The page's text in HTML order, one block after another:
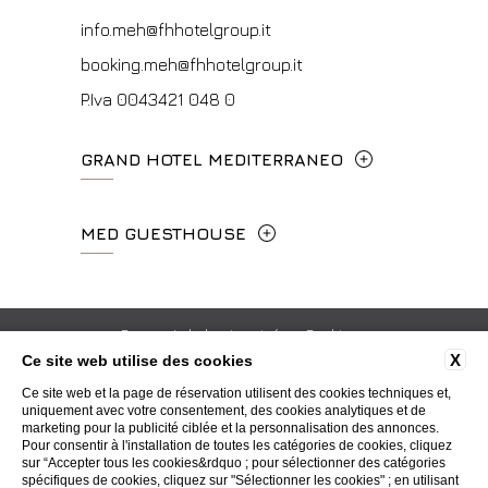
info.vf@fhhotelgroup.it
concierge.vf@fhhotelgroup.it
booking.vf@fhhotelgroup.it
info.meh@fhhotelgroup.it
booking.meh@fhhotelgroup.it
P.Iva 0043421 048 0
GRAND HOTEL MEDITERRANEO
+39 055 660241
info.ghm@fhhotelgroup.it
P.Iva 00434210480
MED GUESTHOUSE
booking.mgh@fhhotelgroup.it
P.Iva 00434210480
Respect de la vie privée
Cookie
informations sur la société
Whistleblowing
Accessibility
WEBSITE BY BLASTNESS
X
Ce site web utilise des cookies
Ce site web et la page de réservation utilisent des cookies techniques et,
uniquement avec votre consentement, des cookies analytiques et de
marketing pour la publicité ciblée et la personnalisation des annonces.
Pour consentir à l'installation de toutes les catégories de cookies, cliquez
sur “Accepter tous les cookies&rdquo ; pour sélectionner des catégories
spécifiques de cookies, cliquez sur "Sélectionner les cookies" ; en utilisant